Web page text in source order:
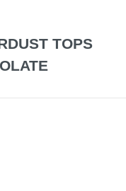
TOPS